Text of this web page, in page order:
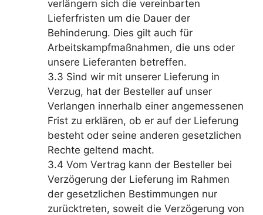
verlängern sich die vereinbarten
Lieferfristen um die Dauer der
Behinderung. Dies gilt auch für
Arbeitskampfmaßnahmen, die uns oder
unsere Lieferanten betreffen.
3.3 Sind wir mit unserer Lieferung in
Verzug, hat der Besteller auf unser
Verlangen innerhalb einer angemessenen
Frist zu erklären, ob er auf der Lieferung
besteht oder seine anderen gesetzlichen
Rechte geltend macht.
3.4 Vom Vertrag kann der Besteller bei
Verzögerung der Lieferung im Rahmen
der gesetzlichen Bestimmungen nur
zurücktreten, soweit die Verzögerung von